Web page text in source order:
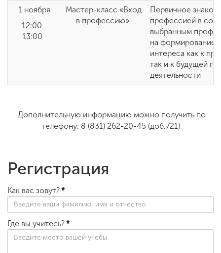
1 ноября
12:00-
13:00
Мастер-класс «Вход
в профессию»
Первичное
профессией в
выбранным
на формирование
интереса как к
так и к будущей
деятельности
Дополнительную информацию можно получить по
телефону: 8 (831) 262-20-45 (доб.721)
Регистрация
Как вас зовут?*
Где вы учитесь?*